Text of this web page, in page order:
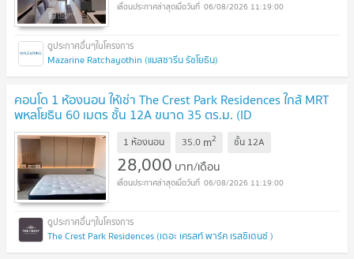
06/08/2026 11:19:00
Mazarine Ratchayothin (แมสซารีน รัชโยธิน)
คอนโด 1 ห้องนอน ให้เช่า The Crest Park Residences ใกล้ MRT
พหลโยธิน 60 เมตร ชั้น 12A ขนาด 35 ตร.ม. (ID
2569275)
1 ห้องนอน 35.0 m2 ชั้น 12A
28,000 บาท/เดือน
06/08/2026 11:19:00
The Crest Park Residences (เดอะ เครสท์ พาร์ค เรสซิเดนซ์ )